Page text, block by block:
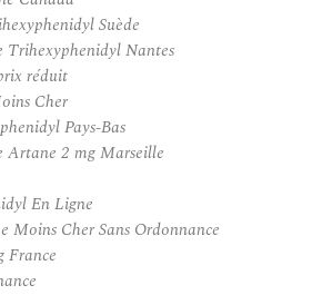
Suède
Trihexyphenidyl Nantes
réduit
Cher
Pays-Bas
Artane 2 mg Marseille
En Ligne
Moins Cher Sans Ordonnance
France